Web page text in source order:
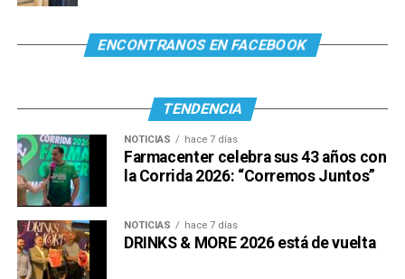
ENCONTRANOS EN FACEBOOK
TENDENCIA
NOTICIAS hace 7 días
Farmacenter celebra sus 43 años con
la Corrida 2026: “Corremos Juntos”
NOTICIAS hace 7 días
DRINKS & MORE 2026 está de vuelta